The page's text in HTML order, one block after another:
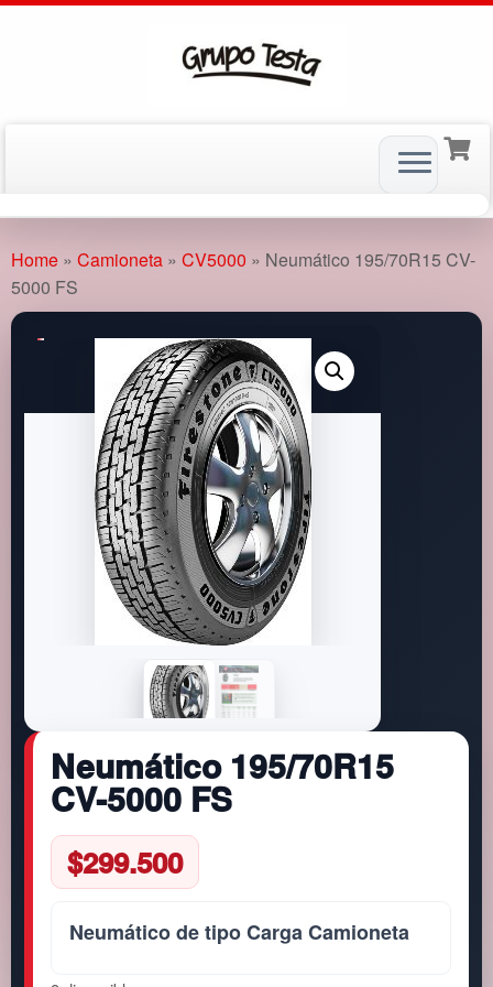
to
content
Home » Camioneta » CV5000 » Neumático 195/70R15 CV-
5000 FS
Neumático 195/70R15
CV-5000 FS
$299.500
Neumático de tipo Carga Camioneta